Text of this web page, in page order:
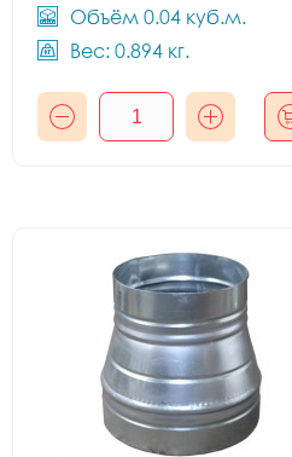
Объём 0.04 куб.м.
Вес: 0.894 кг.